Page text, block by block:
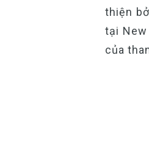
thiện
tại
của